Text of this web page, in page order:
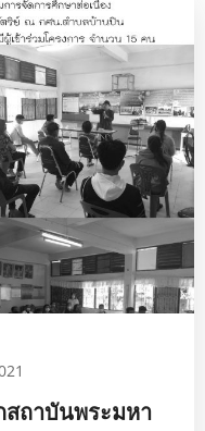
สถาบันพระมหา